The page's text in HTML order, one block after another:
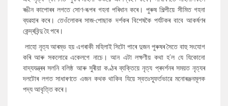
ৰঙীন কাপোৰৰ লগতে সোণ-ৰূপৰ গহনা পৰিধান কৰে। পুৰুষ শিল্পীয়ে সীমিত গহনা
ব্যৱহাৰ কৰে। তেওঁলোকৰ সাজ-পোছাক দৰ্শকৰ বিশেষকৈ পৰ্যটকৰ বাবে আকৰ্ষণৰ
কেন্দ্ৰবিন্দু হৈ পৰে।
লাহো নৃত্য আৰম্ভ হয় এগৰাকী মহিলাই সিটো পাৰে দুজন পুৰুষৰ সৈতে বাহু সংযোগ
কৰি আৰু সকলোৱে একেলগে নাচে। আন এটা লক্ষণীয় কথা হ’ল যে যিকোনো
বাদ্যযন্ত্ৰৰ সলনি বলিষ্ঠ আৰু সুৰীয়া কণ্ঠৰ ব্যক্তিয়ে নৃত্য প্ৰদৰ্শনৰ সময়ত নৃত্যৰ
দলটোৰ লগত সাধাৰণতে এজন কথক থাকিব যিয়ে স্বতঃস্ফূৰ্তভাৱে মনোৰঞ্জনমূলক
পদ্য আবৃত্তি কৰে।